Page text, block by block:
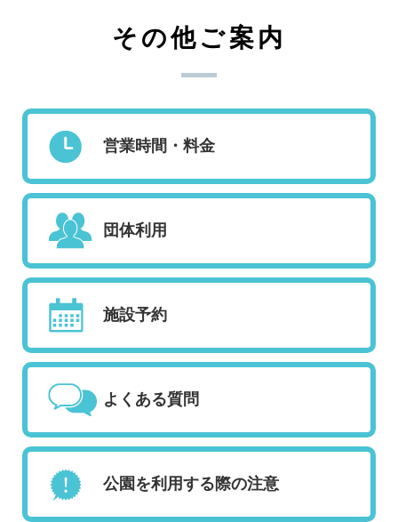
その他ご案内
営業時間・料金
団体利用
施設予約
よくある質問
公園を利用する際の注意